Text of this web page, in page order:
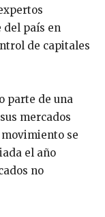
del país en
de capitales
parte de una
mercados
movimiento se
el año
no